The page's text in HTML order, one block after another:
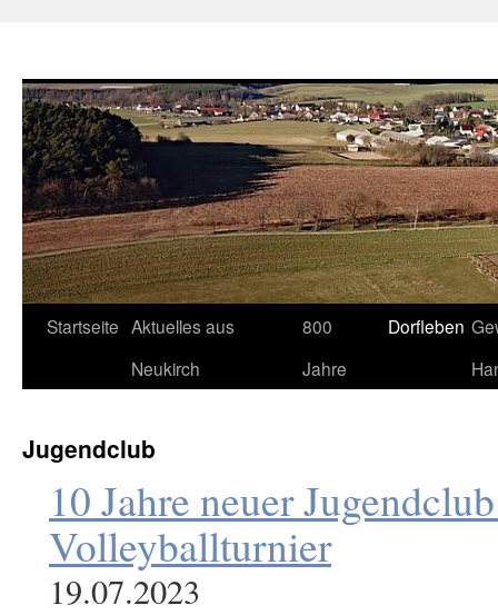
Zum
Startseite Aktuelles aus
Neukirch
800
Jahre
Dorfleben
Jugendclub
10 Jahre neuer
Volleyballturnier
19.07.2023